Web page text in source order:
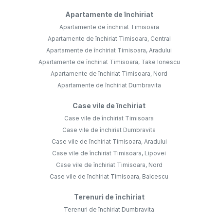
Apartamente de închiriat
Apartamente de închiriat Timisoara
Apartamente de închiriat Timisoara, Central
Apartamente de închiriat Timisoara, Aradului
Apartamente de închiriat Timisoara, Take Ionescu
Apartamente de închiriat Timisoara, Nord
Apartamente de închiriat Dumbravita
Case vile de închiriat
Case vile de închiriat Timisoara
Case vile de închiriat Dumbravita
Case vile de închiriat Timisoara, Aradului
Case vile de închiriat Timisoara, Lipovei
Case vile de închiriat Timisoara, Nord
Case vile de închiriat Timisoara, Balcescu
Terenuri de închiriat
Terenuri de închiriat Dumbravita